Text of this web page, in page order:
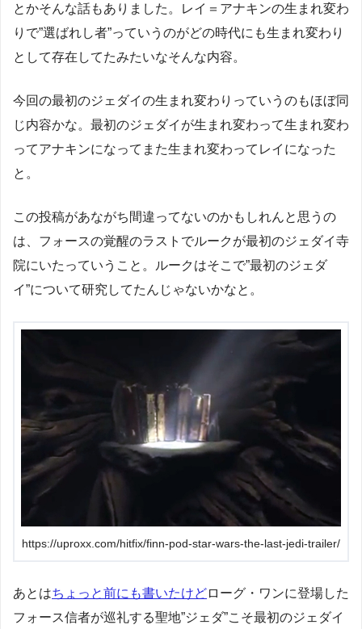
とかそんな話もありました。レイ＝アナキンの生まれ変わ
りで”選ばれし者”っていうのがどの時代にも生まれ変わり
として存在してたみたいなそんな内容。
今回の最初のジェダイの生まれ変わりっていうのもほぼ同
じ内容かな。最初のジェダイが生まれ変わって生まれ変わ
ってアナキンになってまた生まれ変わってレイになった
と。
この投稿があながち間違ってないのかもしれんと思うの
は、フォースの覚醒のラストでルークが最初のジェダイ寺
院にいたっていうこと。ルークはそこで”最初のジェダ
イ”について研究してたんじゃないかなと。
https://uproxx.com/hitfix/finn-pod-star-wars-the-last-jedi-trailer/
あとはちょっと前にも書いたけどローグ・ワンに登場した
フォース信者が巡礼する聖地”ジェダ”こそ最初のジェダイ